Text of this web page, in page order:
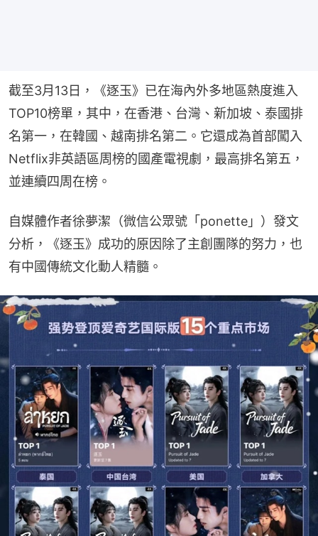
截至3月13日，《逐玉》已在海內外多地區熱度進入
TOP10榜單，其中，在香港、台灣、新加坡、泰國排
名第一，在韓國、越南排名第二。它還成為首部闖入
Netflix非英語區周榜的國產電視劇，最高排名第五，
並連續四周在榜。
自媒體作者徐夢潔（微信公眾號「ponette」）發文
分析，《逐玉》成功的原因除了主創團隊的努力，也
有中國傳統文化動人精髓。